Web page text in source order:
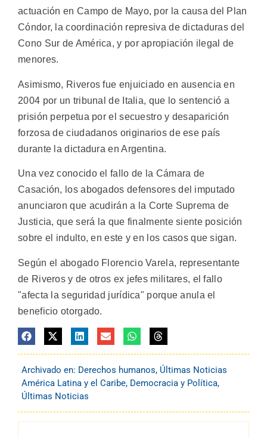
actuación en Campo de Mayo, por la causa del Plan
Cóndor, la coordinación represiva de dictaduras del
Cono Sur de América, y por apropiación ilegal de
menores.
Asimismo, Riveros fue enjuiciado en ausencia en
2004 por un tribunal de Italia, que lo sentenció a
prisión perpetua por el secuestro y desaparición
forzosa de ciudadanos originarios de ese país
durante la dictadura en Argentina.
Una vez conocido el fallo de la Cámara de
Casación, los abogados defensores del imputado
anunciaron que acudirán a la Corte Suprema de
Justicia, que será la que finalmente siente posición
sobre el indulto, en este y en los casos que sigan.
Según el abogado Florencio Varela, representante
de Riveros y de otros ex jefes militares, el fallo
"afecta la seguridad jurídica" porque anula el
beneficio otorgado.
Archivado en: Derechos humanos, Últimas Noticias
América Latina y el Caribe, Democracia y Política,
Últimas Noticias